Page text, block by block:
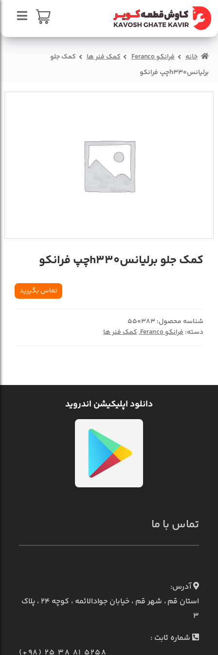
پرش
به
ناوبری
پرش
به
محتوا
صفحه اصلی
سبد خرید
درباره ما
تماس با ما
خانه فرانکو Feranco کمک فنر ها
کمک جلو
برليانسh330چپ فرانکو
کمک جلو برليانسh330چپ فرانکو
تماس بگیرید
شناسه محصول:550383
دسته:فرانکو Feranco ,کمک فنر ها
دانلود اپلیکیشن اندروید
تماس با ما
آدرس:
استان قم ، شهر قم ، خیابان جوادالائمه ، کوچه ۲۴ ، پلاک
۳
شماره ثابت :